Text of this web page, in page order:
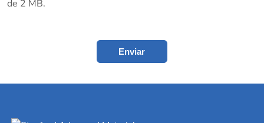
de 2 MB.
Enviar